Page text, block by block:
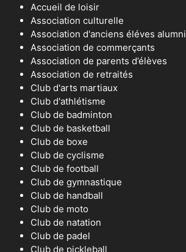
Accueil de loisir
Association culturelle
Association d'anciens éléves alumni
Association de commerçants
Association de parents d’élèves
Association de retraités
Club d'arts martiaux
Club d'athlétisme
Club de badminton
Club de basketball
Club de boxe
Club de cyclisme
Club de football
Club de gymnastique
Club de handball
Club de moto
Club de natation
Club de padel
Club de pickleball